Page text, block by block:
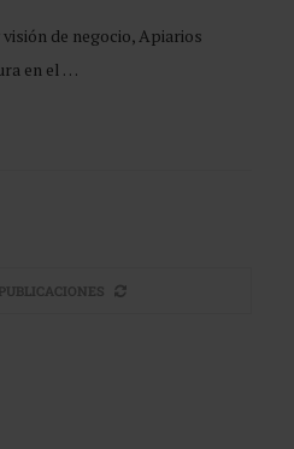
de negocio, Apiarios
en el …